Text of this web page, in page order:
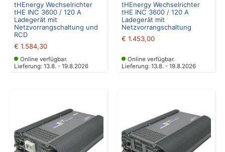
tHEnergy Wechselrichter
tHE INC 3600 / 120 A
Ladegerät mit
Netzvorrangschaltung und
RCD
€ 1.584,30
Online verfügbar.
Lieferung: 13.8. - 19.8.2026
tHEnergy Wechselrichter
tHE INC 3600 / 120 A
Ladegerät mit
Netzvorrangschaltung
€ 1.453,00
Online verfügbar.
Lieferung: 13.8. - 19.8.2026